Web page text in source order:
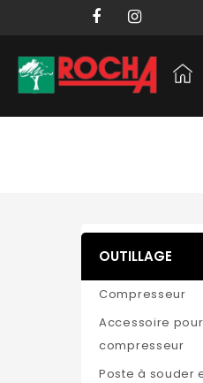
OUTILLAGE
Compresseur
Accessoire pour
compresseur
Poste à souder